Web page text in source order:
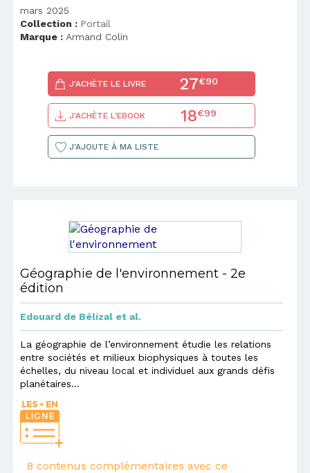
mars 2025
Collection : Portail
Marque : Armand Colin
J'ACHÈTE LE LIVRE 27€90
J'ACHÈTE L'EBOOK 18€99
J'AJOUTE À MA LISTE
Géographie de l'environnement - 2e
édition
Edouard de Bélizal et al.
La géographie de l’environnement étudie les relations
entre sociétés et milieux biophysiques à toutes les
échelles, du niveau local et individuel aux grands défis
planétaires...
8 contenus complémentaires avec ce